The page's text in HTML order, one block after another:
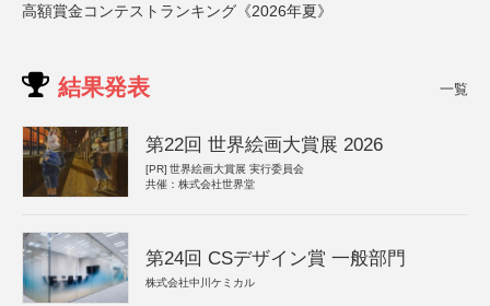
高額賞金コンテストランキング《2026年夏》
結果発表 一覧
第22回 世界絵画大賞展 2026
[PR] 世界絵画大賞展 実行委員会
共催：株式会社世界堂
第24回 CSデザイン賞 一般部門
株式会社中川ケミカル